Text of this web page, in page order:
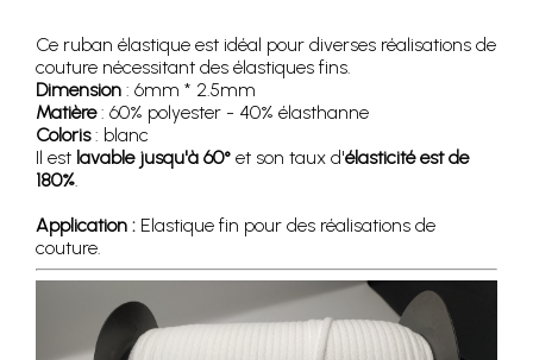
Ce ruban élastique est idéal pour diverses réalisations de
couture nécessitant des élastiques fins.
Dimension : 6mm * 2.5mm
Matière: 60% polyester - 40% élasthanne
Coloris: blanc
Il est lavable jusqu'à 60° et son taux d'élasticité est de
180%
Application : Elastique fin pour des réalisations de
couture.